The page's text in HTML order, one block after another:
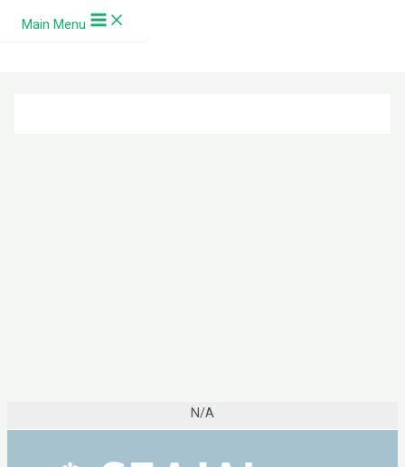
Ir al contenido
Main Menu
N/A